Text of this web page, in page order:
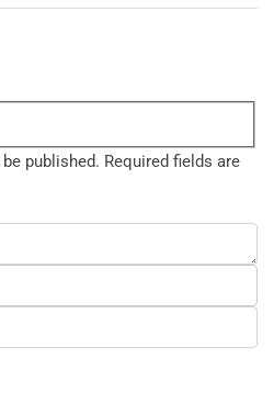
published. Required fields are